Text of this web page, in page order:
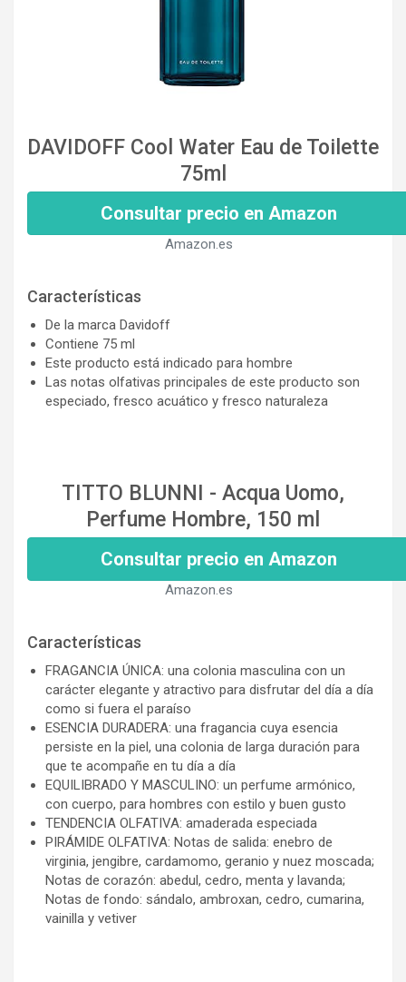
DAVIDOFF Cool Water Eau de Toilette
75ml
Consultar precio en Amazon
Amazon.es
Características
De la marca Davidoff
Contiene 75 ml
Este producto está indicado para hombre
Las notas olfativas principales de este producto son
especiado, fresco acuático y fresco naturaleza
TITTO BLUNNI - Acqua Uomo,
Perfume Hombre, 150 ml
Consultar precio en Amazon
Amazon.es
Características
FRAGANCIA ÚNICA: una colonia masculina con un
carácter elegante y atractivo para disfrutar del día a día
como si fuera el paraíso
ESENCIA DURADERA: una fragancia cuya esencia
persiste en la piel, una colonia de larga duración para
que te acompañe en tu día a día
EQUILIBRADO Y MASCULINO: un perfume armónico,
con cuerpo, para hombres con estilo y buen gusto
TENDENCIA OLFATIVA: amaderada especiada
PIRÁMIDE OLFATIVA: Notas de salida: enebro de
virginia, jengibre, cardamomo, geranio y nuez moscada;
Notas de corazón: abedul, cedro, menta y lavanda;
Notas de fondo: sándalo, ambroxan, cedro, cumarina,
vainilla y vetiver